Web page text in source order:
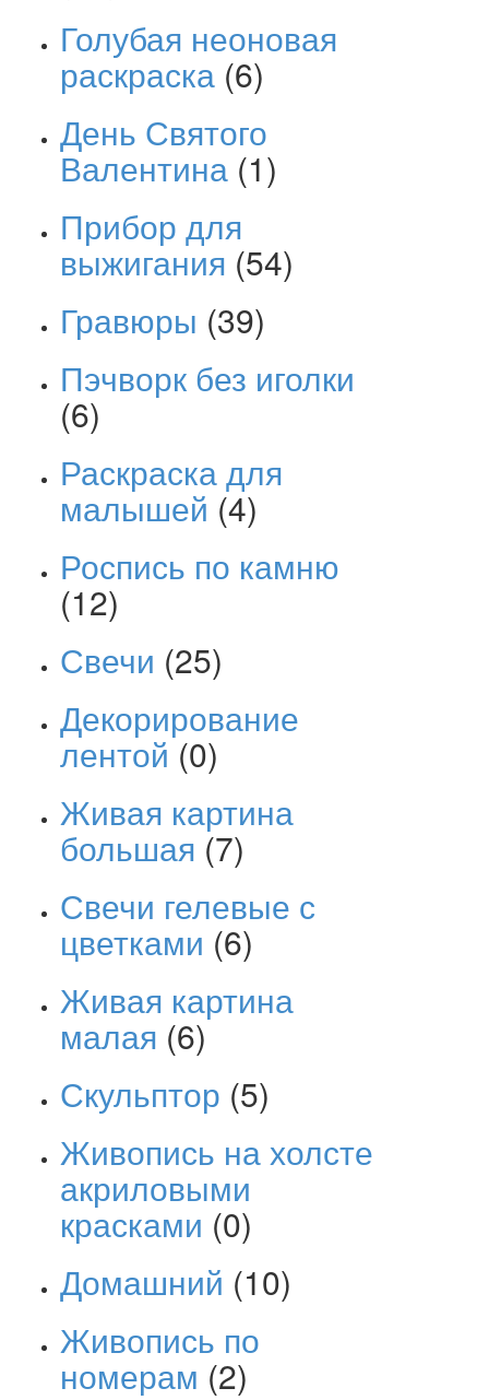
Голубая неоновая
раскраска (6)
День Святого
Валентина (1)
Прибор для
выжигания (54)
Гравюры (39)
Пэчворк без иголки
(6)
Раскраска для
малышей (4)
Роспись по камню
(12)
Свечи (25)
Декорирование
лентой (0)
Живая картина
большая (7)
Свечи гелевые с
цветками (6)
Живая картина
малая (6)
Скульптор (5)
Живопись на холсте
акриловыми
красками (0)
Домашний (10)
Живопись по
номерам (2)